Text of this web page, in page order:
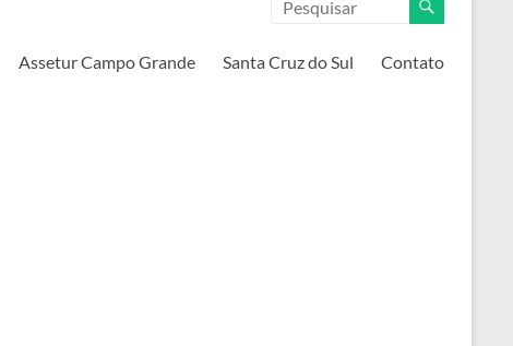
Assetur Campo Grande Santa Cruz do Sul Contato